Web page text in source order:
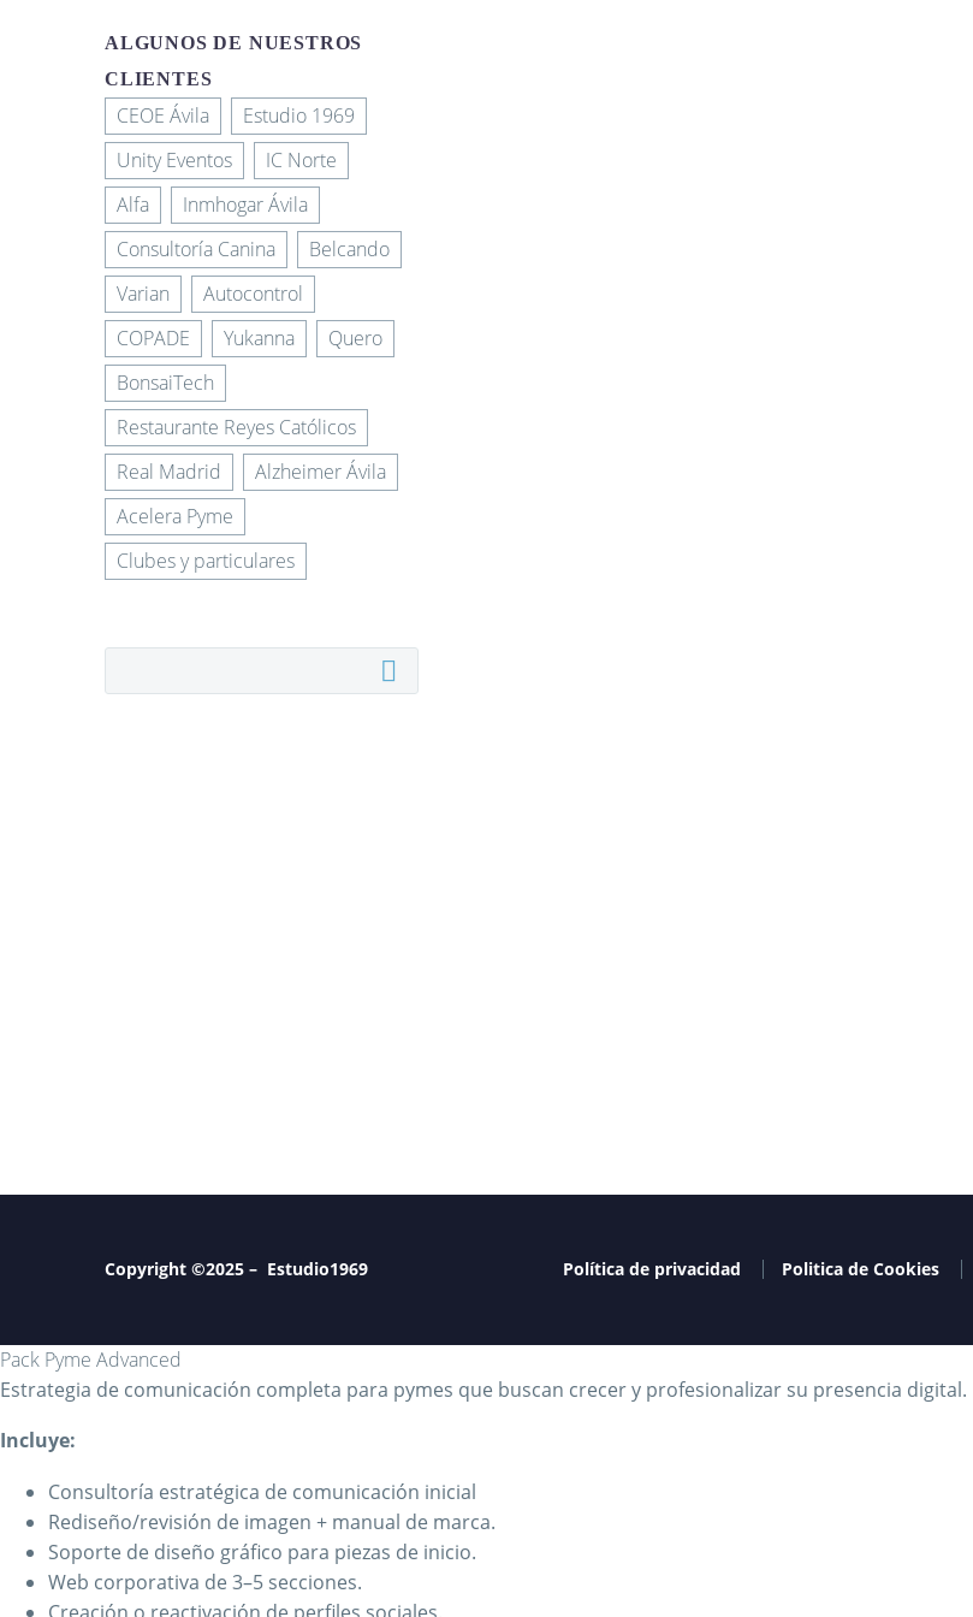
ALGUNOS DE NUESTROS
CLIENTES
CEOE Ávila
Estudio 1969
Unity Eventos
IC Norte
Alfa
Inmhogar Ávila
Consultoría Canina
Belcando
Varian
Autocontrol
COPADE
Yukanna
Quero
BonsaiTech
Restaurante Reyes Católicos
Real Madrid
Alzheimer Ávila
Acelera Pyme
Clubes y particulares
Copyright ©2025 – Estudio1969 Política de privacidad Politica de Cookies
Pack Pyme Advanced
Estrategia de comunicación completa para pymes que buscan crecer y profesionalizar su presencia digital.
Incluye:
Consultoría estratégica de comunicación inicial
Rediseño/revisión de imagen + manual de marca.
Soporte de diseño gráfico para piezas de inicio.
Web corporativa de 3–5 secciones.